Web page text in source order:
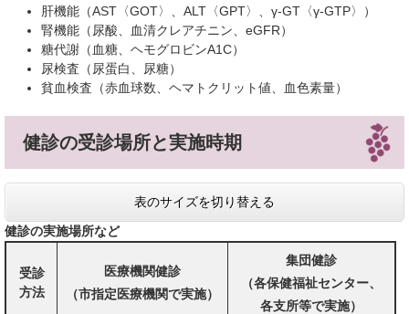
肝機能（AST〈GOT〉、ALT〈GPT〉、γ‐GT〈γ‐GTP〉）
腎機能（尿酸、血清クレアチニン、eGFR）
糖代謝（血糖、ヘモグロビンA1C）
尿検査（尿蛋白、尿糖）
貧血検査（赤血球数、ヘマトクリット値、血色素量）
健診の受診場所と実施時期
表のサイズを切り替える
健診の実施場所など
受診
方法
医療機関健診
（市指定医療機関で実施）
集団健診
（各保健福祉センター、
各支所等で実施）